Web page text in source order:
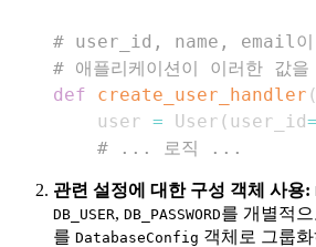
# user_id, name, email이
# 애플리케이션이 이러한 값
def
create_user_handler (
    user
= User ( user_id=
# ... 로직 ...
관련 설정에 대한 구성 객체 사용:
DB_USER, DB_PASSWORD를 개별적
를 DatabaseConfig 객체로 그룹